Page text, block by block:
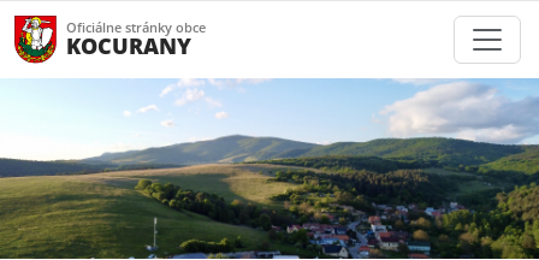
Oficiálne stránky obce
KOCURANY